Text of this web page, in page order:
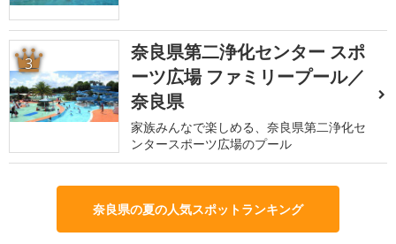
3
奈良県第二浄化センター スポ
ーツ広場 ファミリープール／
奈良県
家族みんなで楽しめる、奈良県第二浄化セ
ンタースポーツ広場のプール
奈良県の夏の人気スポットランキング